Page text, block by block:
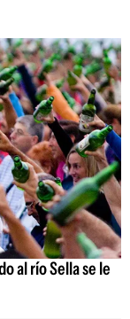
al río Sella se le